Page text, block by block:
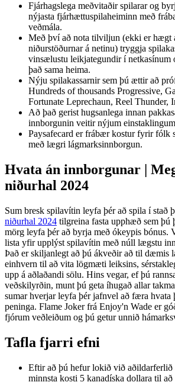
Fjárhagslega meðvitaðir spilarar og
nýjasta fjárhættuspilaheiminn með
veðmála.
Með því að nota tilviljun (ekki er hægt
niðurstöðurnar á netinu) tryggja
vinsælustu leikjategundir í netkasínum
það sama heima.
Nýju spilakassarnir sem þú ættir að
Hundreds of thousands Progressive,
Fortunate Leprechaun, Reel Thunder,
Að það gerist hugsanlega innan
innborgunin veitir nýjum
Paysafecard er frábær kostur fyrir fólk
með lægri lágmarksinnborgun.
Hvata án innborgunar |
niðurhal 2024
Sum bresk spilavítin leyfa þér að spila í stað
niðurhal 2024 tilgreina fasta upphæð sem þú
mörg leyfa þér að byrja með ókeypis bónus.
lista yfir upplýst spilavítin með núll lægstu
Það er skiljanlegt að þú ákveðir að til dæmis
einhvern til að vita lögmæti leiksins,
upp á aðlaðandi sölu. Hins vegar, ef þú
veðskilyrðin, munt þú geta íhugað allar
sumar hverjar leyfa þér jafnvel að færa hvata
peninga. Flame Joker frá Enjoy'n Wade er
fjórum veðleiðum og þú getur unnið
Tafla fjarri efni
Eftir að þú hefur lokið við aðildarferlið
minnsta kosti 5 kanadíska dollara til að